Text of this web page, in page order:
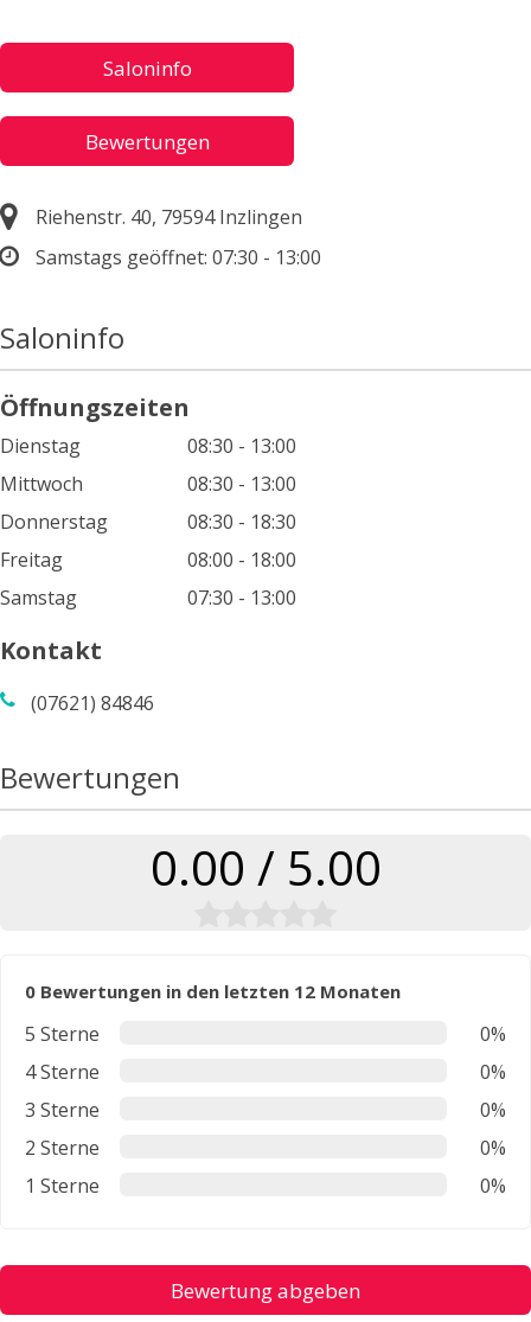
Saloninfo
Bewertungen
Riehenstr. 40, 79594 Inzlingen
Samstags geöffnet: 07:30 - 13:00
Saloninfo
Öffnungszeiten
Dienstag
08:30 - 13:00
Mittwoch
08:30 - 13:00
Donnerstag
08:30 - 18:30
Freitag
08:00 - 18:00
Samstag
07:30 - 13:00
Kontakt
(07621) 84846
Bewertungen
0.00 / 5.00
0 Bewertungen in den letzten 12 Monaten
5 Sterne
0%
4 Sterne
0%
3 Sterne
0%
2 Sterne
0%
1 Sterne
0%
Bewertung abgeben